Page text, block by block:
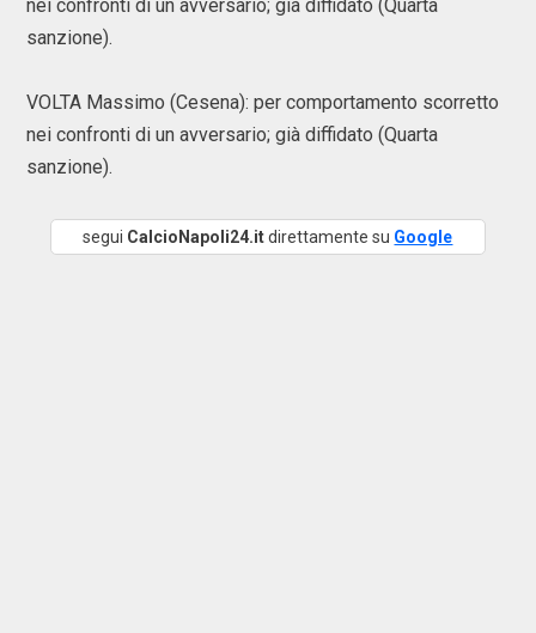
nei confronti di un avversario; già diffidato (Quarta
sanzione).
VOLTA Massimo (Cesena): per comportamento scorretto
nei confronti di un avversario; già diffidato (Quarta
sanzione).
segui CalcioNapoli24.itdirettamente su Google